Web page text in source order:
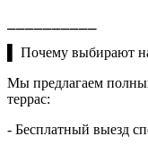
▌ Почему выбирают
Мы предлагаем
террас:
- Бесплатный выезд